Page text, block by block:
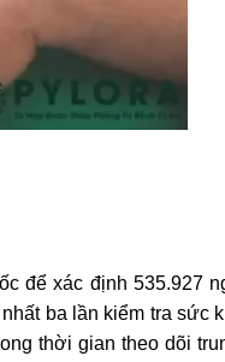
để xác định 535.927
ba lần kiểm tra sức
thời gian theo dõi